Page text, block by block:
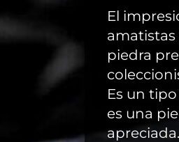
El
amatistas
piedra
Es un
es una
apreciada.